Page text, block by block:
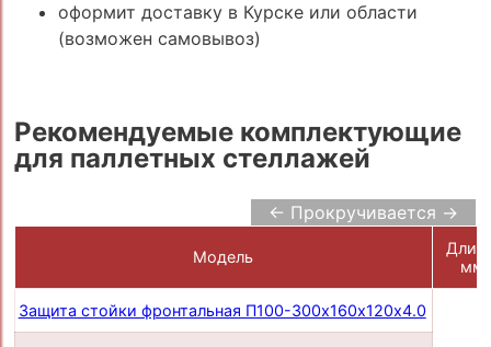
оформит доставку в Курске или области
(возможен самовывоз)
Рекомендуемые комплектующие
для паллетных стеллажей
← Прокручивается →
Модель
мм
Защита стойки фронтальная П100-300х160х120х4.0